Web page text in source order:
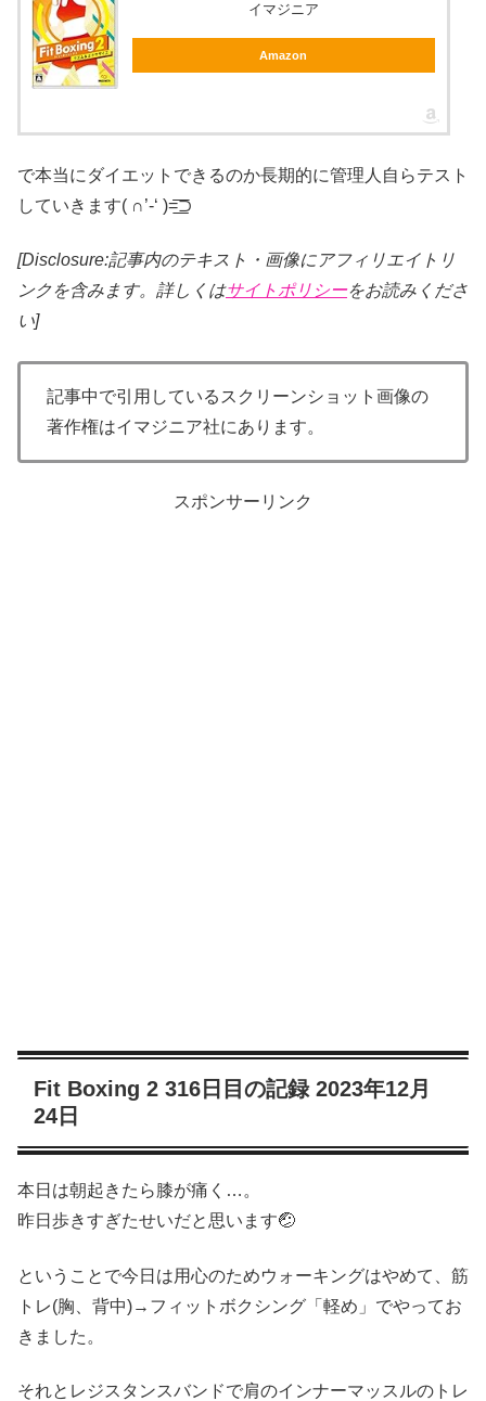
イマジニア
Amazon
で本当にダイエットできるのか長期的に管理人自らテスト
していきます( ∩’-‘ )=͟͟͞͞⊃
[Disclosure:記事内のテキスト・画像にアフィリエイトリ
ンクを含みます。詳しくはサイトポリシーをお読みくださ
い]
記事中で引用しているスクリーンショット画像の
著作権はイマジニア社にあります。
スポンサーリンク
Fit Boxing 2 316日目の記録 2023年12月
24日
本日は朝起きたら膝が痛く…。
昨日歩きすぎたせいだと思います🤕
ということで今日は用心のためウォーキングはやめて、筋
トレ(胸、背中)→フィットボクシング「軽め」でやってお
きました。
それとレジスタンスバンドで肩のインナーマッスルのトレ